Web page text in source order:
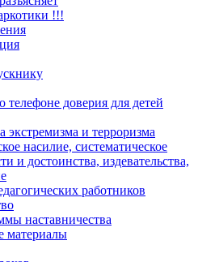
!!!
доверия для детей
экстремизма и терроризма
насилие, систематическое
и достоинства, издевательства,
работников
наставничества
материалы